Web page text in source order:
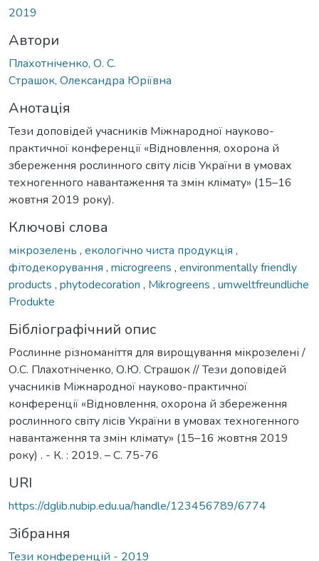
2019
Автори
Плахотніченко, О. С.
Страшок, Олександра Юріївна
Анотація
Тези доповідей учасників Міжнародної науково-
практичної конференції «Відновлення, охорона й
збереження рослинного світу лісів України в умовах
техногенного навантаження та змін клімату» (15–16
жовтня 2019 року).
Ключові слова
мікрозелень , екологічно чиста продукція ,
фітодекорування , microgreens , environmentally friendly
products , phytodecoration , Mikrogreens , umweltfreundliche
Produkte
Бібліографічний опис
Рослинне різноманіття для вирощування мікрозелені /
О.С. Плахотніченко, О.Ю. Страшок // Тези доповідей
учасників Міжнародної науково-практичної
конференції «Відновлення, охорона й збереження
рослинного світу лісів України в умовах техногенного
навантаження та змін клімату» (15–16 жовтня 2019
року) . - К. : 2019. – C. 75-76
URI
https://dglib.nubip.edu.ua/handle/123456789/6774
Зібрання
Тези конференцій - 2019